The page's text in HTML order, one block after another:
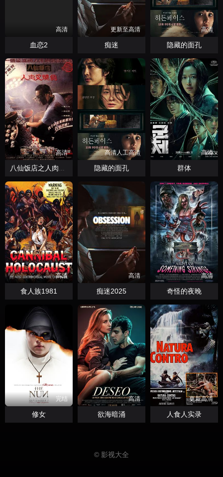
高清
血恋2
更新至高清
痴迷
高清
隐藏的面孔
高清
八仙饭店之人肉叉烧包
高清人工高清
隐藏的面孔
高清
群体
高清
食人族1981
高清
痴迷2025
高清
奇怪的夜晚
完结
修女
高清
欲海暗涌
更新高清
人食人实录
© 影视大全